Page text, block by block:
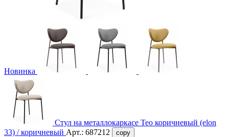
Новинка
Стул на металлокаркасе Тео коричневый (elon
33) / коричневый Арт.: 687212 copy